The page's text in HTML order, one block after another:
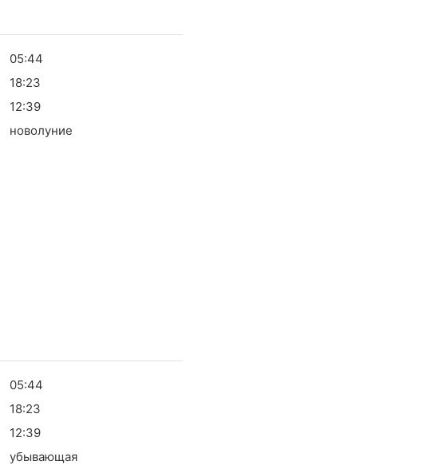
05:44
18:23
12:39
новолуние
05:44
18:23
12:39
убывающая